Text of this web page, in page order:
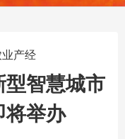
产经
智慧城市
将举办